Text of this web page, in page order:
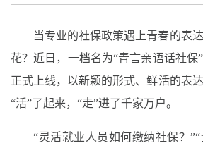
当专业的社保政策遇上青春的表
花？近日，一档名为“青言亲语话社保
正式上线，以新颖的形式、鲜活的表
“活”了起来，“走”进了千家万户。
“灵活就业人员如何缴纳社保？